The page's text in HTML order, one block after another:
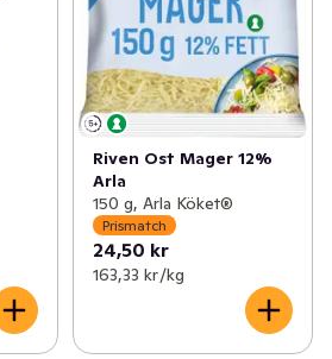
Riven Ost Mager 12%
Arla
150 g, Arla Köket®
Prismatch
24,50 kr
163,33 kr /kg